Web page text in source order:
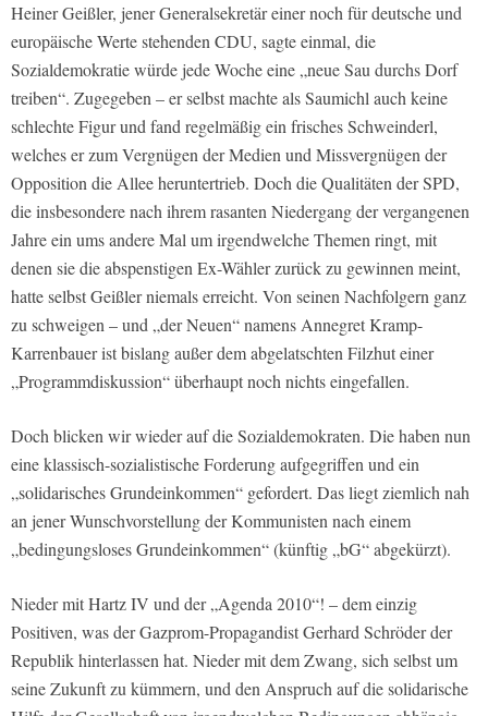
Heiner Geißler, jener Generalsekretär einer noch für deutsche und
europäische Werte stehenden CDU, sagte einmal, die
Sozialdemokratie würde jede Woche eine „neue Sau durchs Dorf
treiben“. Zugegeben – er selbst machte als Saumichl auch keine
schlechte Figur und fand regelmäßig ein frisches Schweinderl,
welches er zum Vergnügen der Medien und Missvergnügen der
Opposition die Allee heruntertrieb. Doch die Qualitäten der SPD,
die insbesondere nach ihrem rasanten Niedergang der vergangenen
Jahre ein ums andere Mal um irgendwelche Themen ringt, mit
denen sie die abspenstigen Ex-Wähler zurück zu gewinnen meint,
hatte selbst Geißler niemals erreicht. Von seinen Nachfolgern ganz
zu schweigen – und „der Neuen“ namens Annegret Kramp-
Karrenbauer ist bislang außer dem abgelatschten Filzhut einer
„Programmdiskussion“ überhaupt noch nichts eingefallen.
Doch blicken wir wieder auf die Sozialdemokraten. Die haben nun
eine klassisch-sozialistische Forderung aufgegriffen und ein
„solidarisches Grundeinkommen“ gefordert. Das liegt ziemlich nah
an jener Wunschvorstellung der Kommunisten nach einem
„bedingungsloses Grundeinkommen“ (künftig „bG“ abgekürzt).
Nieder mit Hartz IV und der „Agenda 2010“! – dem einzig
Positiven, was der Gazprom-Propagandist Gerhard Schröder der
Republik hinterlassen hat. Nieder mit dem Zwang, sich selbst um
seine Zukunft zu kümmern, und den Anspruch auf die solidarische